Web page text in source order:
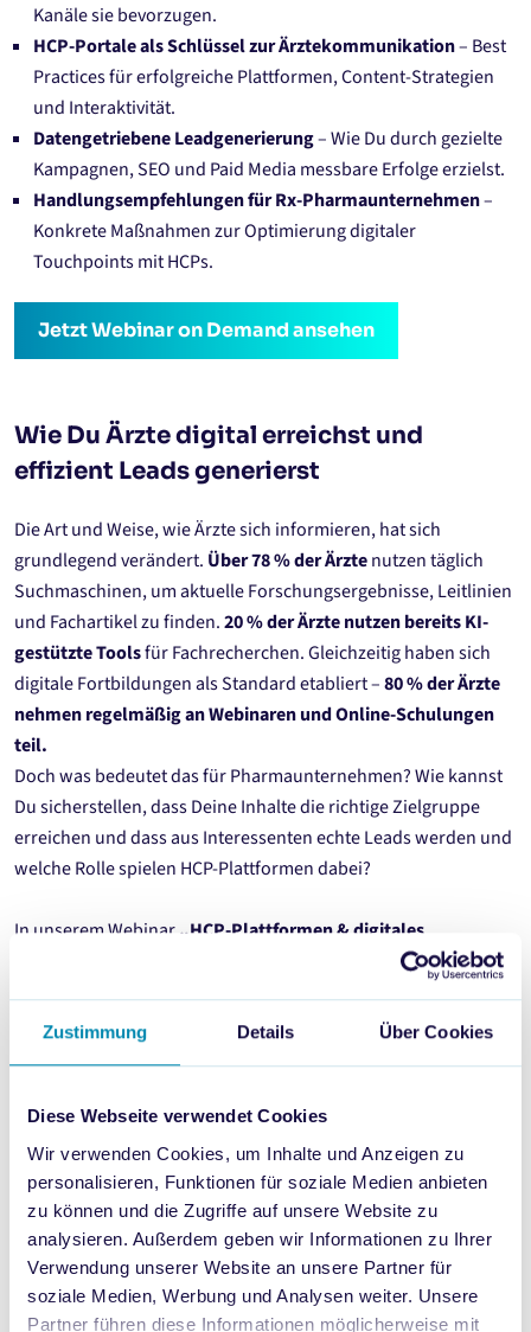
Zustimmung Details Über Cookies
Diese Webseite verwendet Cookies
Wir verwenden Cookies, um Inhalte und Anzeigen zu
personalisieren, Funktionen für soziale Medien anbieten
zu können und die Zugriffe auf unsere Website zu
analysieren. Außerdem geben wir Informationen zu Ihrer
Verwendung unserer Website an unsere Partner für
soziale Medien, Werbung und Analysen weiter. Unsere
Partner führen diese Informationen möglicherweise mit
Kanäle sie bevorzugen.
HCP-Portale als Schlüssel zur Ärztekommunikation– Best
Practices für erfolgreiche Plattformen, Content-Strategien
und Interaktivität.
Datengetriebene Leadgenerierung– Wie Du durch gezielte
Kampagnen, SEO und Paid Media messbare Erfolge erzielst.
Handlungsempfehlungen für Rx-Pharmaunternehmen–
Konkrete Maßnahmen zur Optimierung digitaler
Touchpoints mit HCPs.
Jetzt Webinar on Demand ansehen
Wie Du Ärzte digital erreichst und
effizient Leads generierst
Die Art und Weise, wie Ärzte sich informieren, hat sich
grundlegend verändert. Über 78 % der Ärztenutzen täglich
Suchmaschinen, um aktuelle Forschungsergebnisse, Leitlinien
und Fachartikel zu finden.20 % der Ärzte nutzen bereits KI-
gestützte Toolsfür Fachrecherchen. Gleichzeitig haben sich
digitale Fortbildungen als Standard etabliert –80 % der Ärzte
nehmen regelmäßig an Webinaren und Online-Schulungen
teil.
Doch was bedeutet das für Pharmaunternehmen? Wie kannst
Du sicherstellen, dass Deine Inhalte die richtige Zielgruppe
erreichen und dass aus Interessenten echte Leads werden und
welche Rolle spielen HCP-Plattformen dabei?
In unserem Webinar„HCP-Plattformen & digitales
Ärzteverhalten – Wie Du Ärzte digital erreichst und effizient
Antworten. Erfahre, welche digitalen Strategien in der
Datum:Mittwoch, 09. April 2025
Uhrzeit:10:30 – 11:00 Uhr
Speaker:
Jasmin Betzl – Head of Business Development Rx, Smile AI
Julia Hahn – Head of Agency, Dr. Kaske